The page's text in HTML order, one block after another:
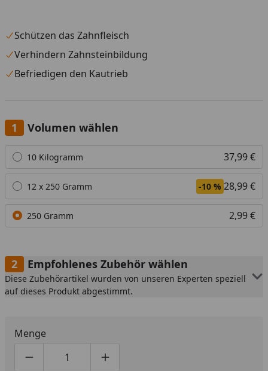
Schützen das Zahnfleisch
Verhindern Zahnsteinbildung
Befriedigen den Kautrieb
Volumen wählen
Alle anzeigen (3)
10 Kilogramm 37,99 €
12 x 250 Gramm -10 % 28,99 €
250 Gramm 2,99 €
Empfohlenes Zubehör wählen
Diese Zubehörartikel wurden von unseren Experten speziell
auf dieses Produkt abgestimmt.
Menge
Produktmenge um eins verringern
Produktmenge manuell eingeben
Produktmenge um eins erhöhen